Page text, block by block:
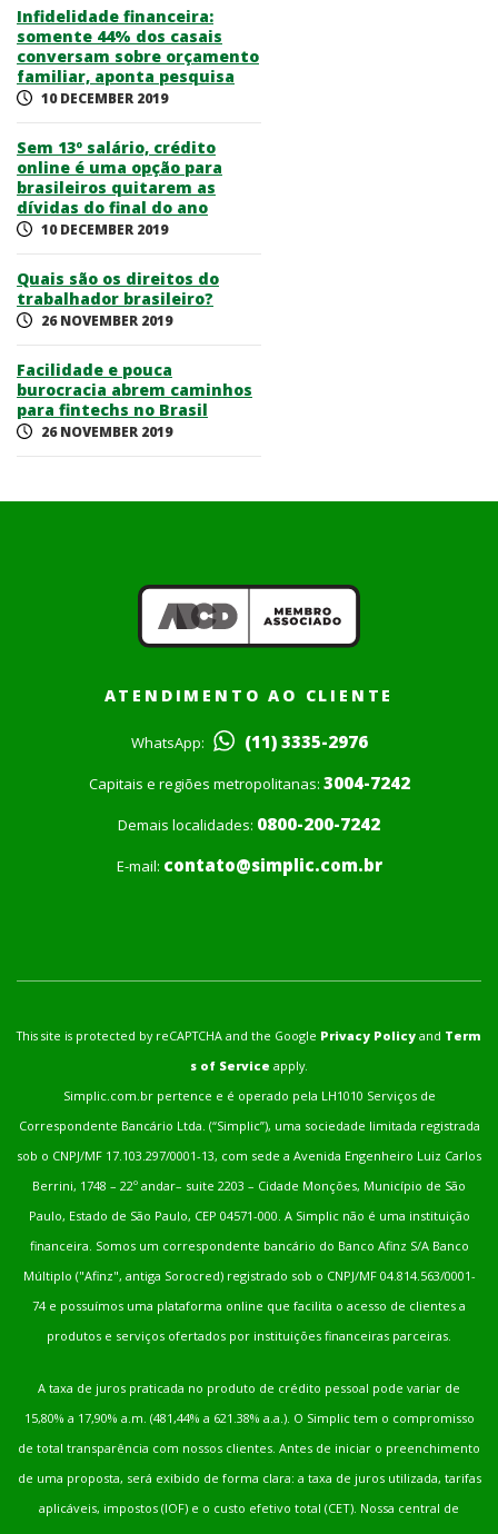
Infidelidade financeira:
somente 44% dos casais
conversam sobre orçamento
familiar, aponta pesquisa
10 DECEMBER 2019
Sem 13º salário, crédito
online é uma opção para
brasileiros quitarem as
dívidas do final do ano
10 DECEMBER 2019
Quais são os direitos do
trabalhador brasileiro?
26 NOVEMBER 2019
Facilidade e pouca
burocracia abrem caminhos
para fintechs no Brasil
26 NOVEMBER 2019
ATENDIMENTO AO CLIENTE
WhatsApp: (11) 3335-2976
Capitais e regiões metropolitanas: 3004-7242
Demais localidades: 0800-200-7242
E-mail: contato@simplic.com.br
This site is protected by reCAPTCHA and the Google Privacy Policy and Term
s of Service apply.
Simplic.com.br pertence e é operado pela LH1010 Serviços de
Correspondente Bancário Ltda. (“Simplic”), uma sociedade limitada registrada
sob o CNPJ/MF 17.103.297/0001-13, com sede a Avenida Engenheiro Luiz Carlos
Berrini, 1748 – 22º andar– suite 2203 – Cidade Monções, Município de São
Paulo, Estado de São Paulo, CEP 04571-000. A Simplic não é uma instituição
financeira. Somos um correspondente bancário do Banco Afinz S/A Banco
Múltiplo ("Afinz", antiga Sorocred) registrado sob o CNPJ/MF 04.814.563/0001-
74 e possuímos uma plataforma online que facilita o acesso de clientes a
produtos e serviços ofertados por instituições financeiras parceiras.
A taxa de juros praticada no produto de crédito pessoal pode variar de
15,80% a 17,90% a.m. (481,44% a 621.38% a.a.). O Simplic tem o compromisso
de total transparência com nossos clientes. Antes de iniciar o preenchimento
de uma proposta, será exibido de forma clara: a taxa de juros utilizada, tarifas
aplicáveis, impostos (IOF) e o custo efetivo total (CET). Nossa central de